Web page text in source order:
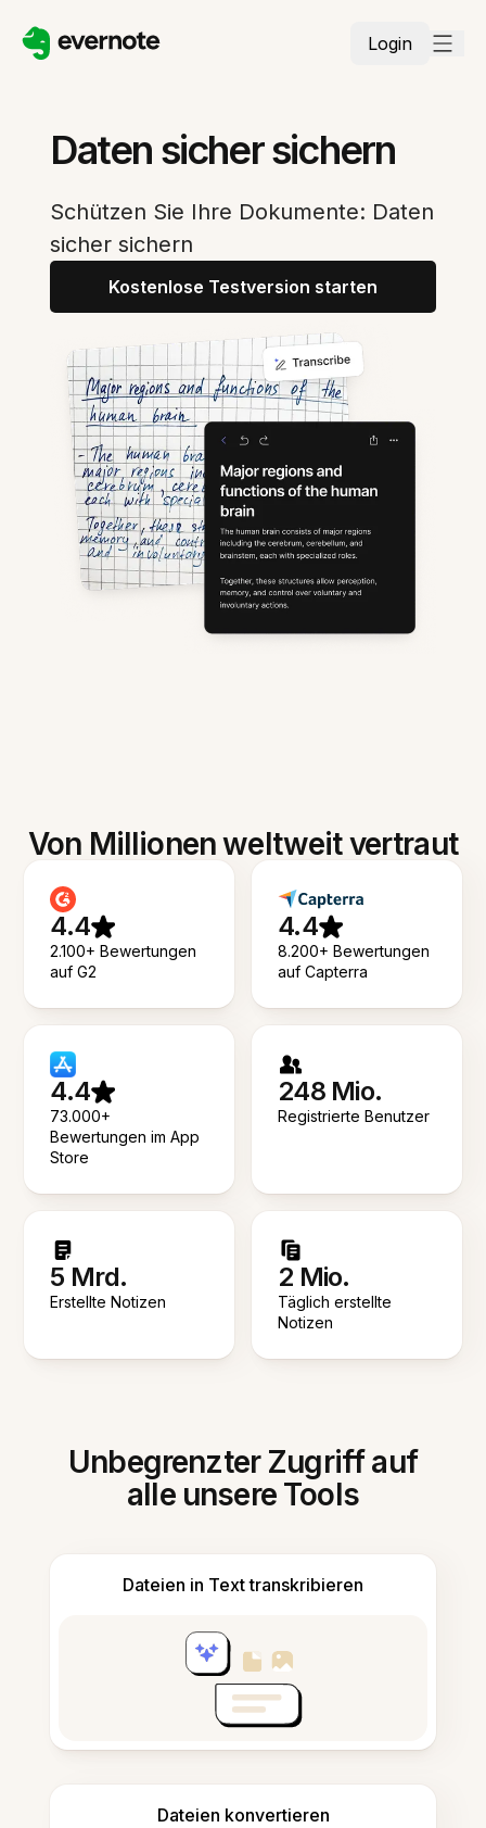
Login
Daten sicher sichern
Schützen Sie Ihre Dokumente: Daten
sicher sichern
Kostenlose Testversion starten
Von Millionen weltweit vertraut
4.4
2.100+ Bewertungen
auf G2
4.4
8.200+ Bewertungen
auf Capterra
4.4
73.000+
Bewertungen im App
Store
248 Mio.
Registrierte Benutzer
5 Mrd.
Erstellte Notizen
2 Mio.
Täglich erstellte
Notizen
Unbegrenzter Zugriff auf
alle unsere Tools
Dateien in Text transkribieren
Dateien konvertieren